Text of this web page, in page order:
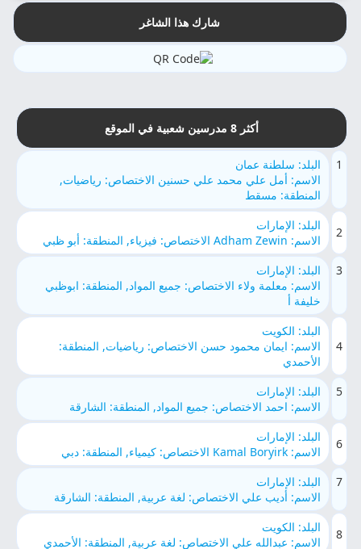
شارك هذا الشاغر
أكثر 8 مدرسين شعبية في الموقع
1
البلد: سلطنة عمان
الاسم: أمل علي محمد علي حسنين الاختصاص: رياضيات,
المنطقة: مسقط
2
البلد: الإمارات
الاسم: Adham Zewin الاختصاص: فيزياء, المنطقة: أبو ظبي
3
البلد: الإمارات
الاسم: معلمة ولاء الاختصاص: جميع المواد, المنطقة: ابوظبي
خليفة أ
4
البلد: الكويت
الاسم: ايمان محمود حسن الاختصاص: رياضيات, المنطقة:
الأحمدي
5
البلد: الإمارات
الاسم: احمد الاختصاص: جميع المواد, المنطقة: الشارقة
6
البلد: الإمارات
الاسم: Kamal Boryirk الاختصاص: كيمياء, المنطقة: دبي
7
البلد: الإمارات
الاسم: أديب علي الاختصاص: لغة عربية, المنطقة: الشارقة
8
البلد: الكويت
الاسم: عبدالله علي الاختصاص: لغة عربية, المنطقة: الأحمدي